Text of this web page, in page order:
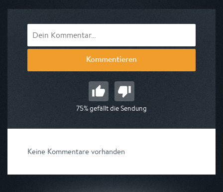
Kommentieren
75% gefällt die Sendung
Keine Kommentare vorhanden